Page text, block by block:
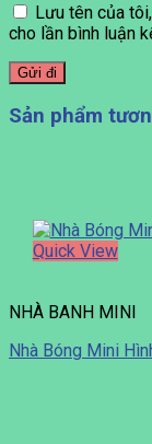
Lưu tên của
cho lần bình luận
Sản phẩm
Quick View
NHÀ BANH MINI
Nhà Bóng Mini